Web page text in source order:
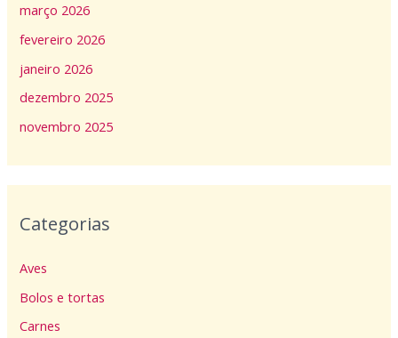
março 2026
fevereiro 2026
janeiro 2026
dezembro 2025
novembro 2025
Categorias
Aves
Bolos e tortas
Carnes